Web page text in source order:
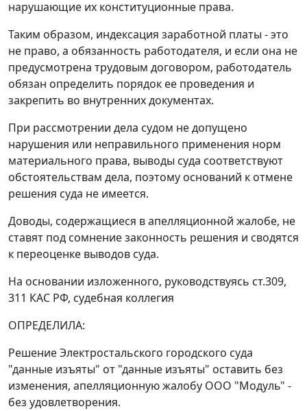
нарушающие их конституционные права.
Таким образом, индексация заработной платы - это
не право, а обязанность работодателя, и если она не
предусмотрена трудовым договором, работодатель
обязан определить порядок ее проведения и
закрепить во внутренних документах.
При рассмотрении дела судом не допущено
нарушения или неправильного применения норм
материального права, выводы суда соответствуют
обстоятельствам дела, поэтому оснований к отмене
решения суда не имеется.
Доводы, содержащиеся в апелляционной жалобе, не
ставят под сомнение законность решения и сводятся
к переоценке выводов суда.
На основании изложенного, руководствуясь ст.309,
311 КАС РФ, судебная коллегия
ОПРЕДЕЛИЛА:
Решение Электростальского городского суда
"данные изъяты" от "данные изъяты" оставить без
изменения, апелляционную жалобу ООО "Модуль" -
без удовлетворения.